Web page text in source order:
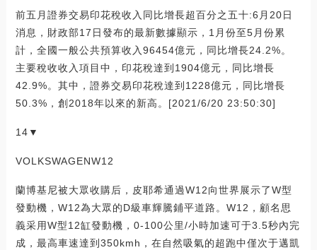
前五月證券交易印花稅收入同比增長超百分之五十:6月20日
消息，財政部17日發布的最新數據顯示，1月份至5月份累
計，全國一般公共預算收入96454億元，同比增長24.2%。
主要稅收收入項目中，印花稅達到1904億元，同比增長
42.9%。其中，證券交易印花稅達到1228億元，同比增長
50.3%，創2018年以來的新高。[2021/6/20 23:50:30]
14▼
VOLKSWAGENW12
蘭博基尼被大眾收購后，皮耶希通過W12向世界展示了W型
發動機，W12為大眾的D級車輝騰鋪平道路。W12，顧名思
義采用W型12缸發動機，0-100公里/小時加速可于3.5秒內完
成，最高車速達到350kmh，在自然吸氣的超跑中僅次于邁凱